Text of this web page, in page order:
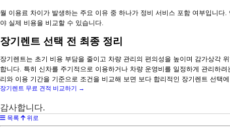
월 이용료 차이가 발생하는 주요 이유 중 하나가 정비 서비스 포함 여부입니다
야 실제 비용을 비교할 수 있습니다.
장기렌트 선택 전 최종 정리
장기렌트는 초기 비용 부담을 줄이고 차량 관리의 편의성을 높이며 감가상각
합니다. 특히 신차를 주기적으로 이용하거나 차량 운영비를 일정하게 관리하
리와 이용 기간을 기준으로 조건을 비교해 보면 보다 합리적인 장기렌트 선택
장기렌트 무료 견적 비교하기 →
감사합니다.
목록 위로